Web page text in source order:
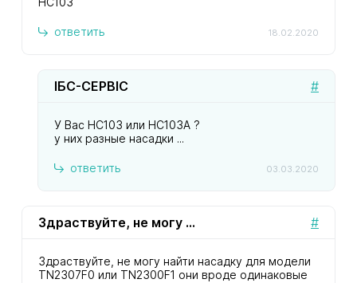
18.02.2020
ответить
#
ІБС-СЕРВІС
03.03.2020
У Вас HC103 или HC103A ?
у них разные насадки ...
ответить
#
Здраствуйте, не могу найти насадку для модели TN2307F0 или TN230
Здраствуйте, не могу найти насадку для модели
TN2307F0 или TN2300F1 они вроде одинаковые